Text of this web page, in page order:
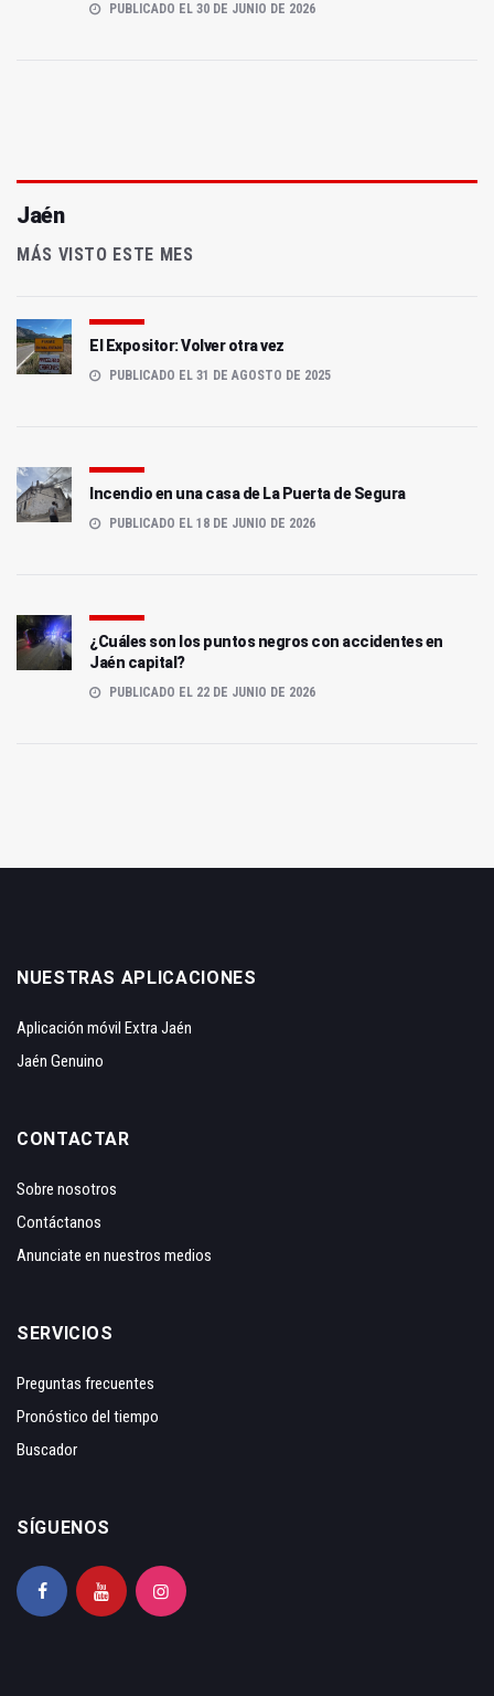
PUBLICADO EL 30 DE JUNIO DE 2026
Jaén
MÁS VISTO ESTE MES
El Expositor: Volver otra vez
PUBLICADO EL 31 DE AGOSTO DE 2025
Incendio en una casa de La Puerta de Segura
PUBLICADO EL 18 DE JUNIO DE 2026
¿Cuáles son los puntos negros con accidentes en
Jaén capital?
PUBLICADO EL 22 DE JUNIO DE 2026
NUESTRAS APLICACIONES
Aplicación móvil Extra Jaén
Jaén Genuino
CONTACTAR
Sobre nosotros
Contáctanos
Anunciate en nuestros medios
SERVICIOS
Preguntas frecuentes
Pronóstico del tiempo
Buscador
SÍGUENOS